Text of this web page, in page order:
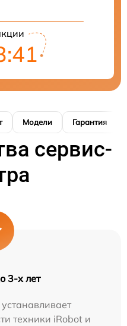
Модели Гарантия
сервис-
3-х лет
техники iRobot и